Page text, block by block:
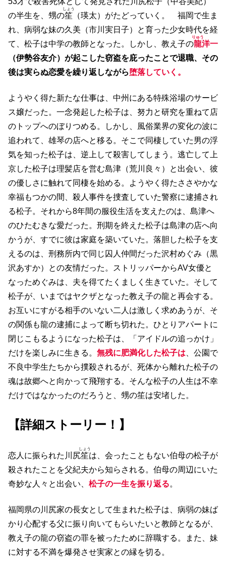
の半生を、甥の笙
しょう
（瑛太）がたどっていく。 福岡で生ま
れ、病弱な妹の久美（市川実日子）と育った少女時代を経
て、松子は中学の教師となった。しかし、教え子の龍
りゅう
洋一
（伊勢谷友介）が起こした窃盗を庇ったことで退職、その
後は実らぬ恋愛を繰り返しながら堕落していく。
ようやく得た新たな仕事は、中州にある特殊浴場のサービ
ス嬢だった。一念発起した松子は、努力と研究を重ねて店
のトップへのぼりつめる。しかし、風俗業界の変化の波に
追われて、雄琴の店へと移る。そこで同棲していた男の浮
気を知った松子は、逆上して殺害してしまう。逃亡して上
京した松子は理髪店を営む島津（荒川良々）と出会い、彼
の優しさに触れて同棲を始める。ようやく得たささやかな
幸福もつかの間、殺人事件を捜査していた警察に逮捕され
る松子。それから8年間の服役生活を支えたのは、島津へ
のひたむきな愛だった。刑期を終えた松子は島津の店へ向
かうが、すでに彼は家庭を築いていた。落胆した松子を支
えるのは、刑務所内で同じ囚人仲間だった沢村めぐみ（黒
沢あすか）との友情だった。ストリッパーからAV女優と
なっためぐみは、夫を得てたくましく生きていた。そして
松子が、いまではヤクザとなった教え子の龍と再会する。
お互いにすがる相手のいない二人は激しく求めあうが、そ
の関係も龍の逮捕によって断ち切れた。ひとりアパートに
閉じこもるようになった松子は、「アイドルの追っかけ」
だけを楽しみに生きる。 無残に肥満化した松子は 、公園で
不良中学生たちから撲殺されるが、死体から離れた松子の
魂は故郷へと向かって飛翔する。そんな松子の人生は不幸
だけではなかったのだろうと、甥の笙は安堵した。
【詳細ストーリー！】
恋人に振られた川尻笙
しょう
は、会ったこともない伯母の松子が
殺されたことを父紀夫から知らされる。伯母の周辺にいた
奇妙な人々と出会い、 松子の一生を振り返る。
福岡県の川尻家の長女として生まれた松子は、病弱の妹ば
かり心配する父に振り向いてもらいたいと教師となるが、
教え子の龍の窃盗の罪を被ったために辞職する。また、妹
に対する不満を爆発させ実家との縁を切る。